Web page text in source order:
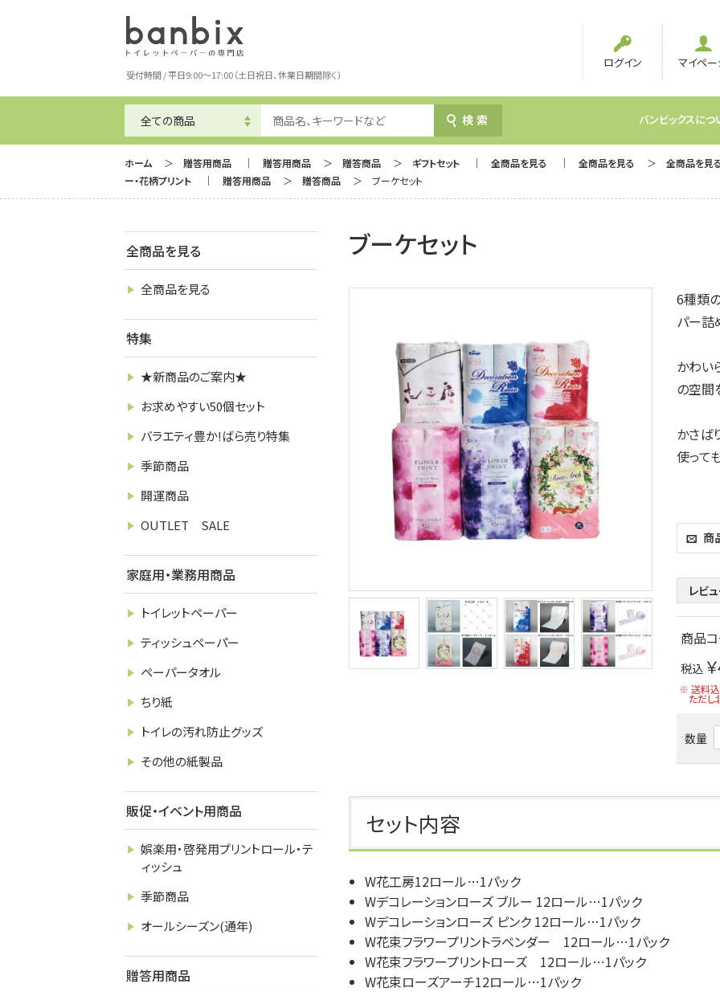
ログイン マイペー
受付時間 / 平日9:00～17:00（土日祝日、休業日期間除く）
検索 バンビックスにつ
ホーム 贈答用商品 贈答用商品 贈答商品 ギフトセット 全商品を見る 全商品を見る 全商品を見る
ー・花柄プリント
贈答用商品 贈答商品 ブーケセット
ブーケセット
6種類
パー詰
かわい
の空間
かさば
使って
商
レビ
商品コ
税込
※ 送料込
ただし
数量
セット内容
W花工房12ロール…1パック
Wデコレーションローズ ブルー 12ロール…1パック
Wデコレーションローズ ピンク 12ロール…1パック
W花束フラワープリントラベンダー 12ロール…1パック
W花束フラワープリントローズ 12ロール…1パック
W花束ローズアーチ12ロール…1パック
全商品を見る
全商品を見る
特集
★新商品のご案内★
お求めやすい50個セット
バラエティ豊か!ばら売り特集
季節商品
開運商品
OUTLET SALE
家庭用・業務用商品
トイレットペーパー
ティッシュペーパー
ペーパータオル
ちり紙
トイレの汚れ防止グッズ
その他の紙製品
販促・イベント用商品
娯楽用・啓発用プリントロール・テ
ィッシュ
季節商品
オールシーズン(通年)
贈答用商品